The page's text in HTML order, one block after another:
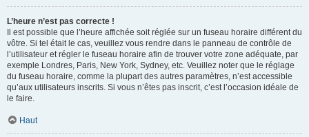
L’heure n’est pas correcte !
Il est possible que l’heure affichée soit réglée sur un fuseau horaire différent du
vôtre. Si tel était le cas, veuillez vous rendre dans le panneau de contrôle de
l’utilisateur et régler le fuseau horaire afin de trouver votre zone adéquate, par
exemple Londres, Paris, New York, Sydney, etc. Veuillez noter que le réglage
du fuseau horaire, comme la plupart des autres paramètres, n’est accessible
qu’aux utilisateurs inscrits. Si vous n’êtes pas inscrit, c’est l’occasion idéale de
le faire.
Haut